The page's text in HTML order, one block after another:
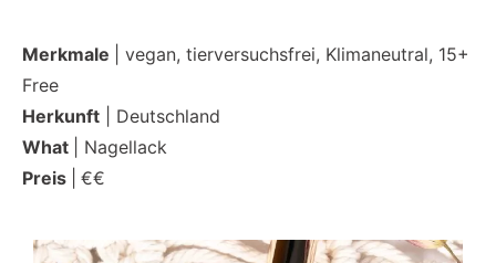
Merkmale
| vegan, tierversuchsfrei, Klimaneutral, 15+
Free
Herkunft | Deutschland
What
| Nagellack
Preis
€€